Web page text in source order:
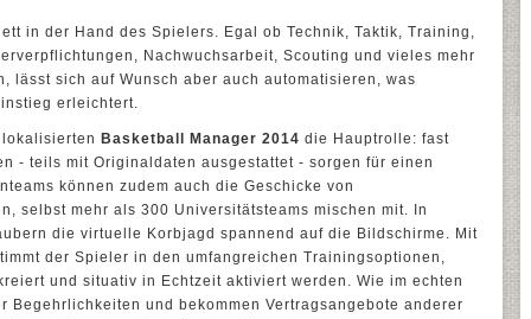
in der Hand des Spielers. Egal ob Technik, Taktik, Training,
Nachwuchsarbeit, Scouting und vieles mehr
lässt sich auf Wunsch aber auch automatisieren, was
erleichtert.
Basketball Manager 2014 die Hauptrolle: fast
- teils mit Originaldaten ausgestattet - sorgen für einen
können zudem auch die Geschicke von
selbst mehr als 300 Universitätsteams mischen mit. In
die virtuelle Korbjagd spannend auf die Bildschirme. Mit
der Spieler in den umfangreichen Trainingsoptionen,
und situativ in Echtzeit aktiviert werden. Wie im echten
Begehrlichkeiten und bekommen Vertragsangebote anderer